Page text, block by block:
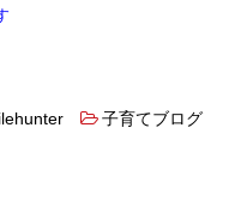
子育てブログ